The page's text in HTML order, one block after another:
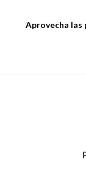
Aprovecha las